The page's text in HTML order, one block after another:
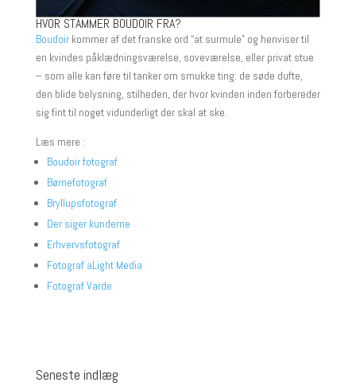
HVOR STAMMER BOUDOIR FRA?
Boudoirkommer af det franske ord “at surmule” og henviser til
en kvindes påklædningsværelse, soveværelse, eller privat stue
– som alle kan føre til tanker om smukke ting: de søde dufte,
den blide belysning, stilheden, der hvor kvinden inden forbereder
sig fint til noget vidunderligt der skal at ske.
Læs mere :
Boudoir fotograf
Børnefotograf
Bryllupsfotograf
Der siger kunderne
Erhvervsfotograf
Fotograf aLight Media
Fotograf Varde
Seneste indlæg